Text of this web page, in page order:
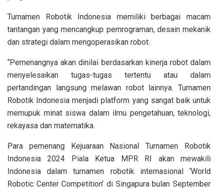
Turnamen Robotik Indonesia memiliki berbagai macam
tantangan yang mencangkup pemrograman, desain mekanik
dan strategi dalam mengoperasikan robot.
“Pemenangnya akan dinilai berdasarkan kinerja robot dalam
menyelesaikan tugas-tugas tertentu atau dalam
pertandingan langsung melawan robot lainnya. Turnamen
Robotik Indonesia menjadi platform yang sangat baik untuk
memupuk minat siswa dalam ilmu pengetahuan, teknologi,
rekayasa dan matematika.
Para pemenang Kejuaraan Nasional Turnamen Robotik
Indonesia 2024 Piala Ketua MPR RI akan mewakili
Indonesia dalam turnamen robotik internasional ‘World
Robotic Center Competition’ di Singapura bulan September